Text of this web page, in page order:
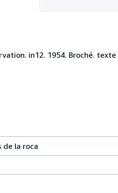
in12. 1954. Broché. texte
de la roca